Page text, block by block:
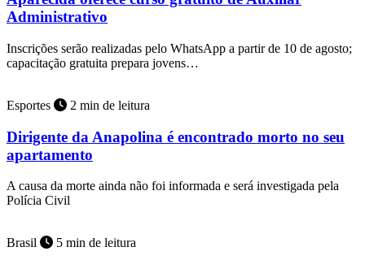
Administrativo
Inscrições serão realizadas pelo WhatsApp a partir de 10 de agosto;
capacitação gratuita prepara jovens…
Esportes 2 min de leitura
Dirigente da Anapolina é encontrado morto no seu
apartamento
A causa da morte ainda não foi informada e será investigada pela
Polícia Civil
Brasil 5 min de leitura